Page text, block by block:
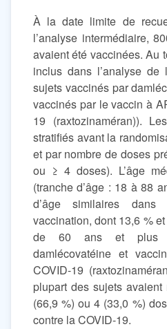
À la date limite de
l’analyse intermédiaire,
avaient été vaccinées. Au
inclus dans l’analyse de
sujets vaccinés par
vaccinés par le vaccin à
19 (raxtozinaméran)).
stratifiés avant la
et par nombre de doses
ou ≥ 4 doses). L’âge
(tranche d’âge : 18 à 88
d’âge similaires
vaccination, dont 13,6 %
de 60 ans et plus
damlécovatéine et
COVID-19
plupart des sujets
(66,9 %) ou 4 (33,0 %)
contre la COVID-19.